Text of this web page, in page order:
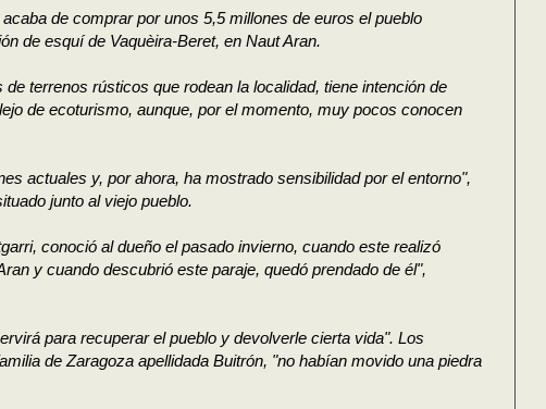
de comprar por unos 5,5 millones de euros el pueblo
de esquí de Vaquèira-Beret, en Naut Aran.
terrenos rústicos que rodean la localidad, tiene intención de
de ecoturismo, aunque, por el momento, muy pocos conocen
actuales y, por ahora, ha mostrado sensibilidad por el entorno",
junto al viejo pueblo.
conoció al dueño el pasado invierno, cuando este realizó
y cuando descubrió este paraje, quedó prendado de él",
para recuperar el pueblo y devolverle cierta vida". Los
de Zaragoza apellidada Buitrón, "no habían movido una piedra